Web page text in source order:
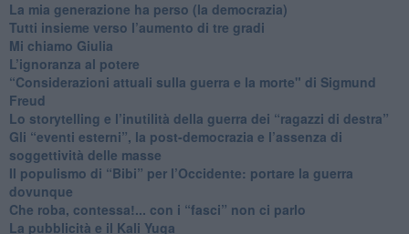
​La mia generazione ha perso (la democrazia)
​Tutti insieme verso l’aumento di tre gradi
Mi chiamo Giulia
L’ignoranza al potere
​“Considerazioni attuali sulla guerra e la morte" di Sigmund
Freud
​Lo storytelling e l’inutilità della guerra dei “ragazzi di destra”
​Gli “eventi esterni”, la post-democrazia e l’assenza di
soggettività delle masse
​Il populismo di “Bibi” per l’Occidente: portare la guerra
dovunque
​Che roba, contessa!... con i “fasci” non ci parlo
La pubblicità e il Kali Yuga